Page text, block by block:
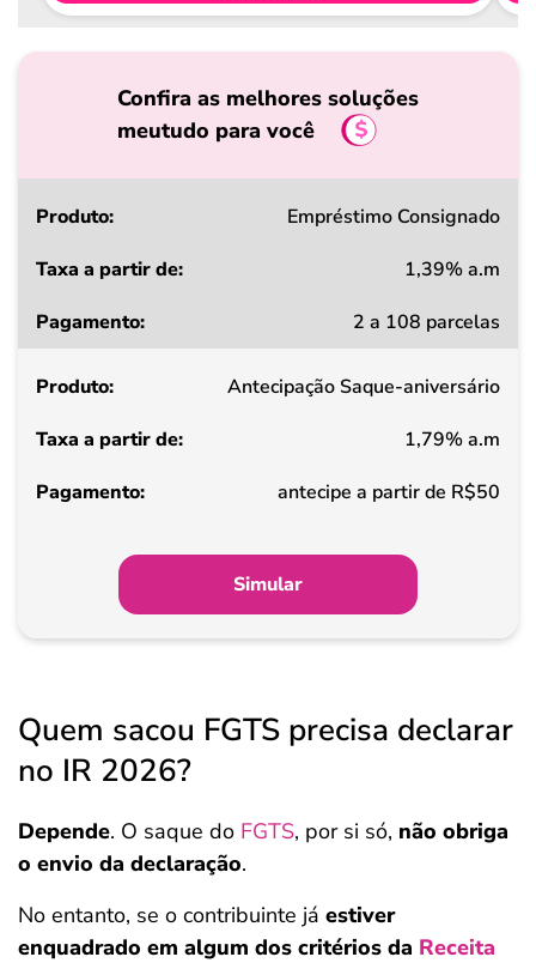
Confira as melhores soluções
meutudo para você
Produto
a
de
Pagamento
Empréstimo Consignado
1,39% a.m
2 a 108 parcelas
Antecipação Saque-aniversário
1,79% a.m
antecipe a partir de R$50
Simular
Quem sacou FGTS precisa declarar
no IR 2026?
Depende. O saque do FGTS, por si só, não obriga
o envio da declaração.
No entanto, se o contribuinte já estiver
enquadrado em algum dos critérios da Receita